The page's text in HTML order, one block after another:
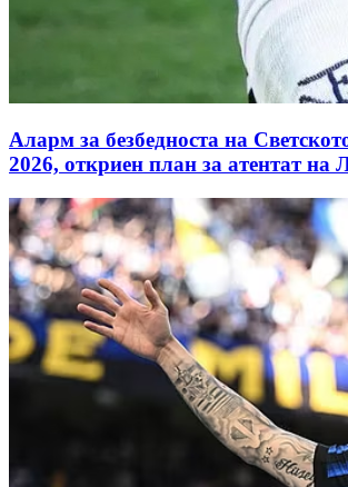
Аларм за безбедноста на
2026, откриен план за атентат на